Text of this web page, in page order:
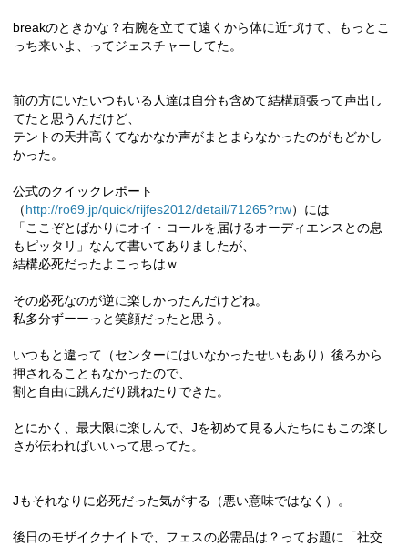
breakのときかな？右腕を立てて遠くから体に近づけて、もっとこ
っち来いよ、ってジェスチャーしてた。
前の方にいたいつもいる人達は自分も含めて結構頑張って声出し
てたと思うんだけど、
テントの天井高くてなかなか声がまとまらなかったのがもどかし
かった。
公式のクイックレポート
（http://ro69.jp/quick/rijfes2012/detail/71265?rtw）には
「ここぞとばかりにオイ・コールを届けるオーディエンスとの息
もピッタリ」なんて書いてありましたが、
結構必死だったよこっちはｗ
その必死なのが逆に楽しかったんだけどね。
私多分ずーーっと笑顔だったと思う。
いつもと違って（センターにはいなかったせいもあり）後ろから
押されることもなかったので、
割と自由に跳んだり跳ねたりできた。
とにかく、最大限に楽しんで、Jを初めて見る人たちにもこの楽し
さが伝わればいいって思ってた。
Jもそれなりに必死だった気がする（悪い意味ではなく）。
後日のモザイクナイトで、フェスの必需品は？ってお題に「社交